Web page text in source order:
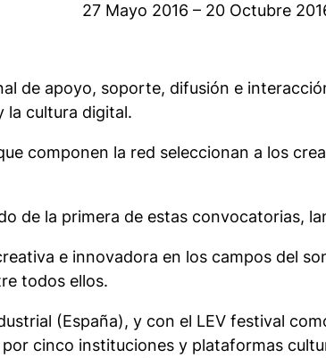
27 Mayo 2016 – 20 Octubre
de apoyo, soporte, difusión e
la cultura digital.
componen la red seleccionan a los
de la primera de estas convocatorias,
e innovadora en los campos del
todos ellos.
(España), y con el LEV festival
cinco instituciones y plataformas